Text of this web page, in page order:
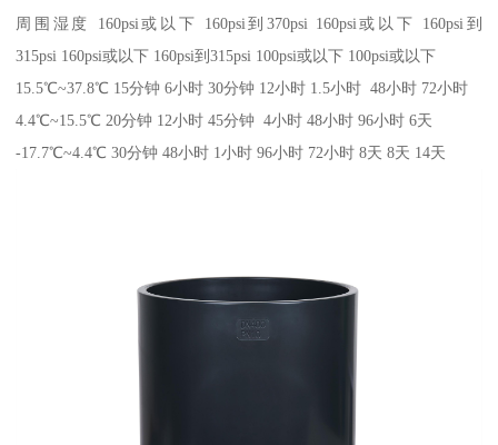
周围湿度 160psi或以下 160psi到370psi 160psi或以下 160psi到
315psi 160psi或以下 160psi到315psi 100psi或以下 100psi或以下
15.5℃~37.8℃ 15分钟 6小时 30分钟 12小时 1.5小时 48小时 72小时
4.4℃~15.5℃ 20分钟 12小时 45分钟 4小时 48小时 96小时 6天
-17.7℃~4.4℃ 30分钟 48小时 1小时 96小时 72小时 8天 8天 14天